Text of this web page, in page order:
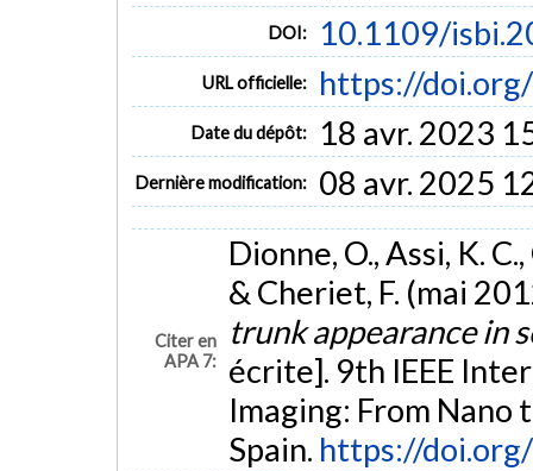
DOI: 10.1109/
URL officielle: https://
Date du dépôt: 18 avr. 2023
Dernière modification: 08 avr. 2025
Citer en
APA 7:
Dionne, O., Assi, K.
& Cheriet, F. (mai
trunk appearance in
écrite]. 9th IEEE
Imaging: From Nano
Spain. https://